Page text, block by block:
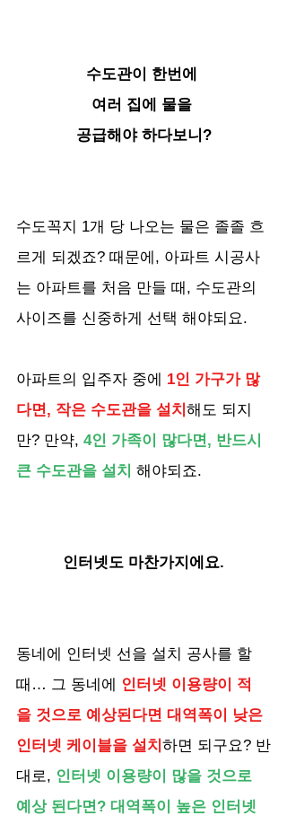
수도관이 한번에
여러 집에 물을
공급해야 하다보니?
수도꼭지 1개 당 나오는 물은 졸졸 흐
르게 되겠죠? 때문에, 아파트 시공사
는 아파트를 처음 만들 때, 수도관의
사이즈를 신중하게 선택 해야되요.
아파트의 입주자 중에 1인 가구가 많
다면, 작은 수도관을 설치 해도 되지
만? 만약, 4인 가족이 많다면, 반드시
큰 수도관을 설치 해야되죠.
인터넷도 마찬가지에요.
동네에 인터넷 선을 설치 공사를 할
때… 그 동네에 인터넷 이용량이 적
을 것으로 예상된다면 대역폭이 낮은
인터넷 케이블을 설치 하면 되구요? 반
대로, 인터넷 이용량이 많을 것으로
예상 된다면? 대역폭이 높은 인터넷